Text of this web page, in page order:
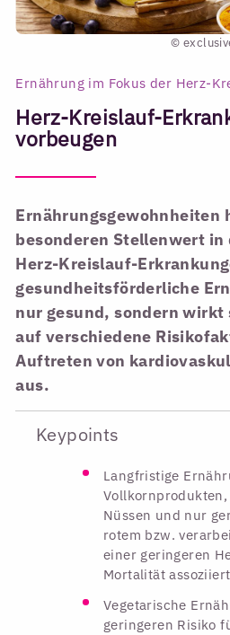
©
Ernährung im Fokus der Herz-
Herz-Kreislauf-
vorbeugen
Ernährungsgewohnheiten
besonderen Stellenwert in
Herz-Kreislauf-
gesundheitsförderliche
nur gesund, sondern wirkt
auf verschiedene
Auftreten von
aus.
Keypoints
Langfristige
Vollkornprodukten,
Nüssen und nur
rotem bzw.
einer geringeren
Mortalität
Vegetarische
geringeren Risiko